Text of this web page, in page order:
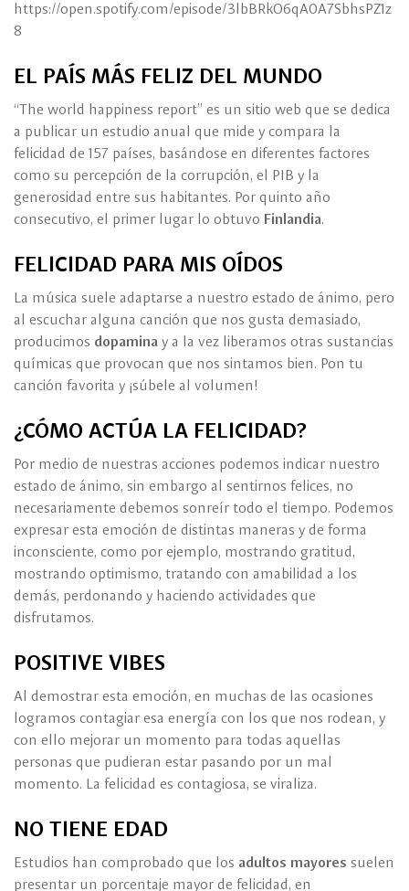
https://open.spotify.com/episode/3lbBRkO6qA0A7SbhsPZ1z
8
EL PAÍS MÁS FELIZ DEL MUNDO
“The world happiness report” es un sitio web que se dedica
a publicar un estudio anual que mide y compara la
felicidad de 157 países, basándose en diferentes factores
como su percepción de la corrupción, el PIB y la
generosidad entre sus habitantes. Por quinto año
consecutivo, el primer lugar lo obtuvo Finlandia.
FELICIDAD PARA MIS OÍDOS
La música suele adaptarse a nuestro estado de ánimo, pero
al escuchar alguna canción que nos gusta demasiado,
producimos dopamina y a la vez liberamos otras sustancias
químicas que provocan que nos sintamos bien. Pon tu
canción favorita y ¡súbele al volumen!
¿CÓMO ACTÚA LA FELICIDAD?
Por medio de nuestras acciones podemos indicar nuestro
estado de ánimo, sin embargo al sentirnos felices, no
necesariamente debemos sonreír todo el tiempo. Podemos
expresar esta emoción de distintas maneras y de forma
inconsciente, como por ejemplo, mostrando gratitud,
mostrando optimismo, tratando con amabilidad a los
demás, perdonando y haciendo actividades que
disfrutamos.
POSITIVE VIBES
Al demostrar esta emoción, en muchas de las ocasiones
logramos contagiar esa energía con los que nos rodean, y
con ello mejorar un momento para todas aquellas
personas que pudieran estar pasando por un mal
momento. La felicidad es contagiosa, se viraliza.
NO TIENE EDAD
Estudios han comprobado que los adultos mayores suelen
presentar un porcentaje mayor de felicidad, en